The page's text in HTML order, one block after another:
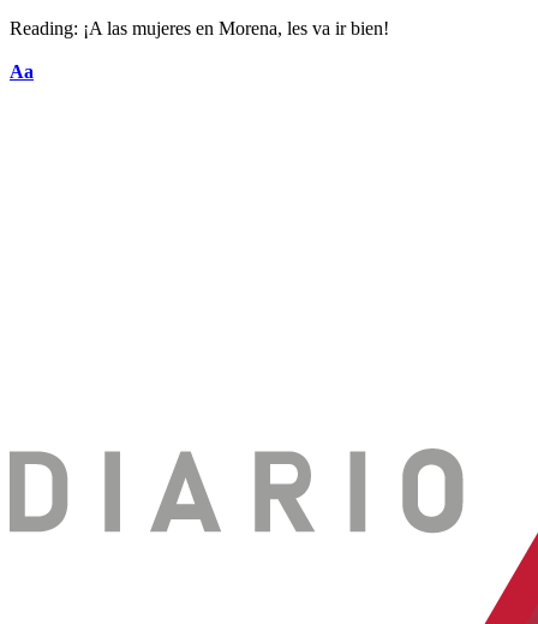
Reading: ¡A las mujeres en Morena, les va ir bien!
Aa